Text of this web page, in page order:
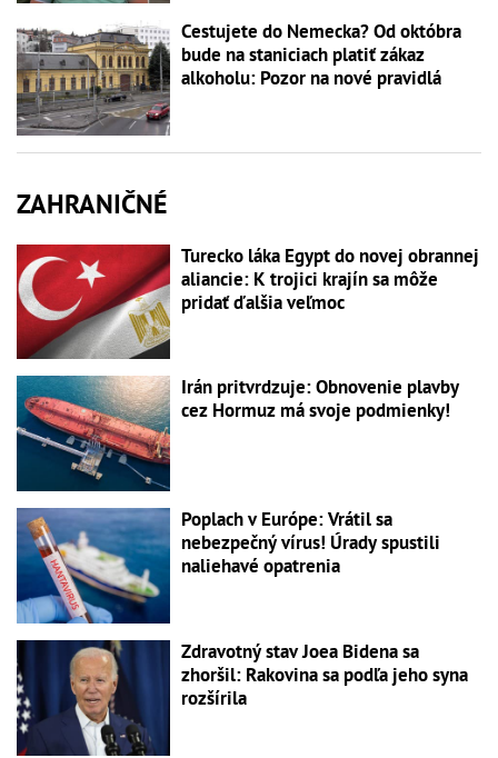
Cestujete do Nemecka? Od októbra
bude na staniciach platiť zákaz
alkoholu: Pozor na nové pravidlá
ZAHRANIČNÉ
Turecko láka Egypt do novej obrannej
aliancie: K trojici krajín sa môže
pridať ďalšia veľmoc
Irán pritvrdzuje: Obnovenie plavby
cez Hormuz má svoje podmienky!
Poplach v Európe: Vrátil sa
nebezpečný vírus! Úrady spustili
naliehavé opatrenia
Zdravotný stav Joea Bidena sa
zhoršil: Rakovina sa podľa jeho syna
rozšírila